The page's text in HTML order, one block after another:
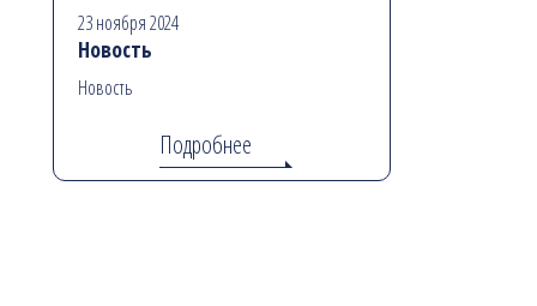
23 ноября 2024
Новость
Новость
Подробнее